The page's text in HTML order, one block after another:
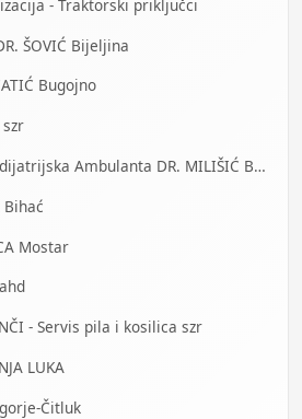
- Traktorski priključci
ŠOVIĆ Bijeljina
Bugojno
szr
Z.U. Specijalistička Pedijatrijska Ambulanta DR. MILIŠIĆ Banja Luka
Bihać
Mostar
- Servis pila i kosilica szr
LUKA
Čitluk